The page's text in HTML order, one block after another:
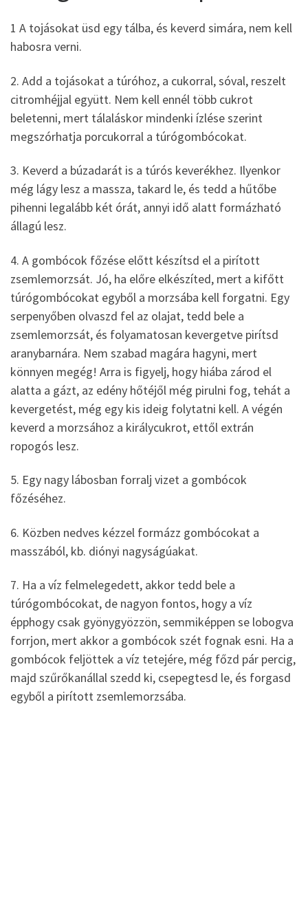
1 A tojásokat üsd egy tálba, és keverd simára, nem kell
habosra verni.
2. Add a tojásokat a túróhoz, a cukorral, sóval, reszelt
citromhéjjal együtt. Nem kell ennél több cukrot
beletenni, mert tálaláskor mindenki ízlése szerint
megszórhatja porcukorral a túrógombócokat.
3. Keverd a búzadarát is a túrós keverékhez. Ilyenkor
még lágy lesz a massza, takard le, és tedd a hűtőbe
pihenni legalább két órát, annyi idő alatt formázható
állagú lesz.
4. A gombócok főzése előtt készítsd el a pirított
zsemlemorzsát. Jó, ha előre elkészíted, mert a kifőtt
túrógombócokat egyből a morzsába kell forgatni. Egy
serpenyőben olvaszd fel az olajat, tedd bele a
zsemlemorzsát, és folyamatosan kevergetve pirítsd
aranybarnára. Nem szabad magára hagyni, mert
könnyen megég! Arra is figyelj, hogy hiába zárod el
alatta a gázt, az edény hőtéjől még pirulni fog, tehát a
kevergetést, még egy kis ideig folytatni kell. A végén
keverd a morzsához a királycukrot, ettől extrán
ropogós lesz.
5. Egy nagy lábosban forralj vizet a gombócok
főzéséhez.
6. Közben nedves kézzel formázz gombócokat a
masszából, kb. diónyi nagyságúakat.
7. Ha a víz felmelegedett, akkor tedd bele a
túrógombócokat, de nagyon fontos, hogy a víz
épphogy csak gyönygyözzön, semmiképpen se lobogva
forrjon, mert akkor a gombócok szét fognak esni. Ha a
gombócok feljöttek a víz tetejére, még főzd pár percig,
majd szűrőkanállal szedd ki, csepegtesd le, és forgasd
egyből a pirított zsemlemorzsába.